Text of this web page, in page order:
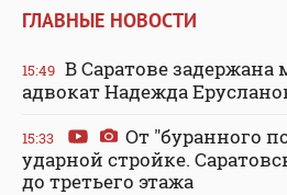
ГЛАВНЫЕ НОВОСТИ
15:49 В Саратове задержана
адвокат Надежда
15:33
От "буранного
ударной стройке.
до третьего этажа